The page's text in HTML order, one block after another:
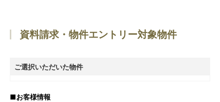
資料請求・物件エントリー対象物件
ご選択いただいた物件
■お客様情報